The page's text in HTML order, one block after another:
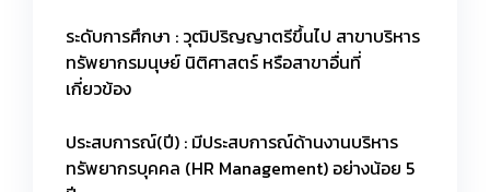
ระดับการศึกษา : วุฒิปริญญาตรีขึ้นไป สาขาบริหาร
ทรัพยากรมนุษย์ นิติศาสตร์ หรือสาขาอื่นที่
เกี่ยวข้อง
ประสบการณ์(ปี) : มีประสบการณ์ด้านงานบริหาร
ทรัพยากรบุคคล (HR Management) อย่างน้อย 5